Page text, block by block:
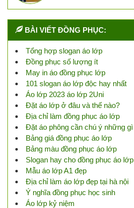
BÀI VIẾT ĐỒNG PHỤC:
Tổng hợp slogan áo lớp
Đồng phục số lượng ít
May in áo đồng phục lớp
101 slogan áo lớp độc hay nhất
Áo lớp 2023 áo lớp 2Uni
Đặt áo lớp ở đâu và thế nào?
Địa chỉ làm đồng phục áo lớp
Đặt áo phông cần chú ý những gì
Bảng giá đồng phục áo lớp
Bảng màu đồng phục áo lớp
Slogan hay cho đồng phục áo lớp
Mẫu áo lớp A1 đẹp
Địa chỉ làm áo lớp đẹp tại hà nội
Ý nghĩa đồng phục học sinh
Áo lớp kỷ niệm